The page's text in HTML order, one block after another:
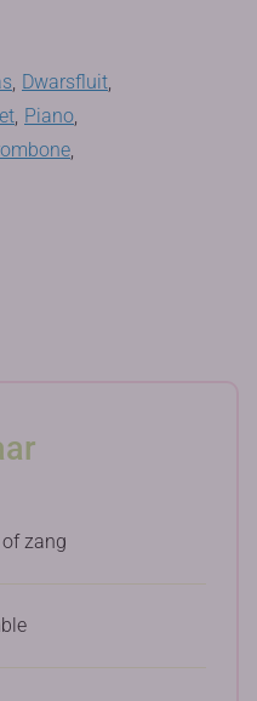
, Dwarsfluit,
, Piano,
,
zang